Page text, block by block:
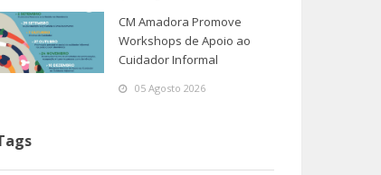
CM Amadora Promove
Workshops de Apoio ao
Cuidador Informal
05 Agosto 2026